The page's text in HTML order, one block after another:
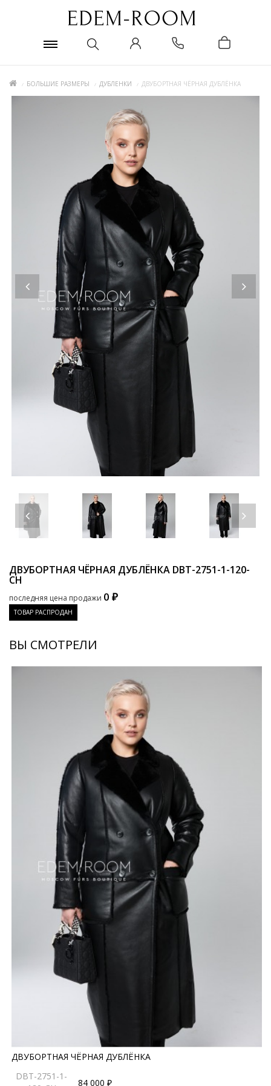
БОЛЬШИЕ РАЗМЕРЫ ДУБЛЕНКИ ДВУБОРТНАЯ ЧЁРНАЯ ДУБЛЁНКА
ДВУБОРТНАЯ ЧЁРНАЯ ДУБЛЁНКА DBT-2751-1-120-
CH
последняя цена продажи 0 ₽
ТОВАР РАСПРОДАН
ВЫ СМОТРЕЛИ
ДВУБОРТНАЯ ЧЁРНАЯ ДУБЛЁНКА
DBT-2751-1-
84 000 ₽